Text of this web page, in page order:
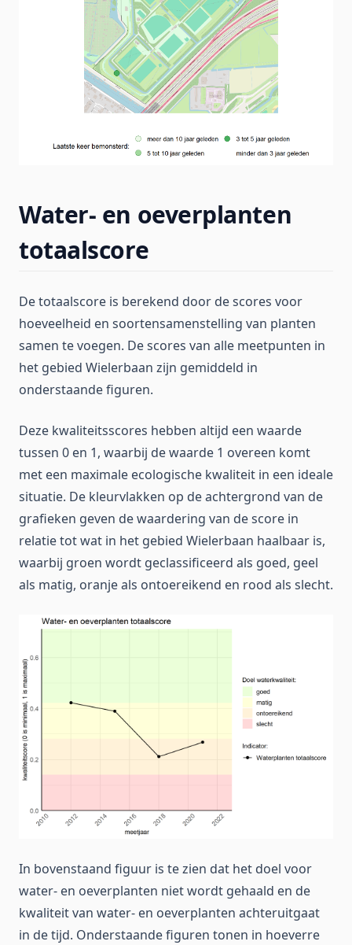
Water- en oeverplanten
totaalscore
De totaalscore is berekend door de scores voor
hoeveelheid en soortensamenstelling van planten
samen te voegen. De scores van alle meetpunten in
het gebied Wielerbaan zijn gemiddeld in
onderstaande figuren.
Deze kwaliteitsscores hebben altijd een waarde
tussen 0 en 1, waarbij de waarde 1 overeen komt
met een maximale ecologische kwaliteit in een ideale
situatie. De kleurvlakken op de achtergrond van de
grafieken geven de waardering van de score in
relatie tot wat in het gebied Wielerbaan haalbaar is,
waarbij groen wordt geclassificeerd als goed, geel
als matig, oranje als ontoereikend en rood als slecht.
In bovenstaand figuur is te zien dat het doel voor
water- en oeverplanten niet wordt gehaald en de
kwaliteit van water- en oeverplanten achteruitgaat
in de tijd. Onderstaande figuren tonen in hoeverre